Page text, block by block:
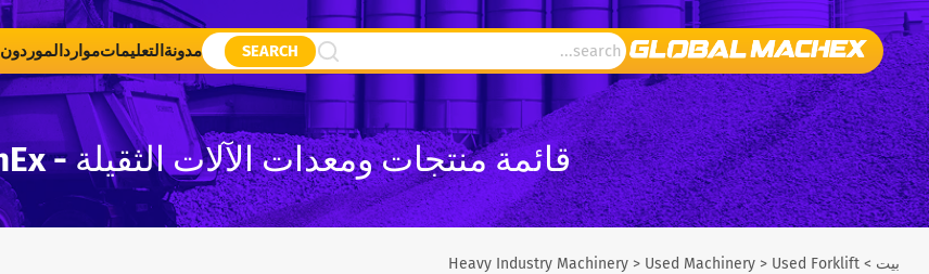
SEARCH مدونة التعليماتموارد الموردون
قائمة منتجات ومعدات الآلات الثقيلة - GlobalMachEx
بيت >
Heavy Industry Machinery > Used Machinery > Used Forklift